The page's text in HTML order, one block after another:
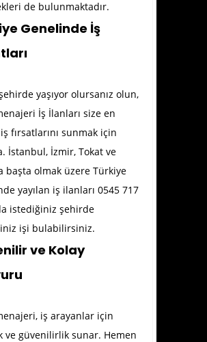
de bulunmaktadır.
Genelinde İş
yaşıyor olursanız olun,
İş İlanları size en
fırsatlarını sunmak için
İstanbul, İzmir, Tokat ve
başta olmak üzere Türkiye
yayılan iş ilanları 0545 717
istediğiniz şehirde
işi bulabilirsiniz.
ve Kolay
iş arayanlar için
ve güvenilirlik sunar. Hemen